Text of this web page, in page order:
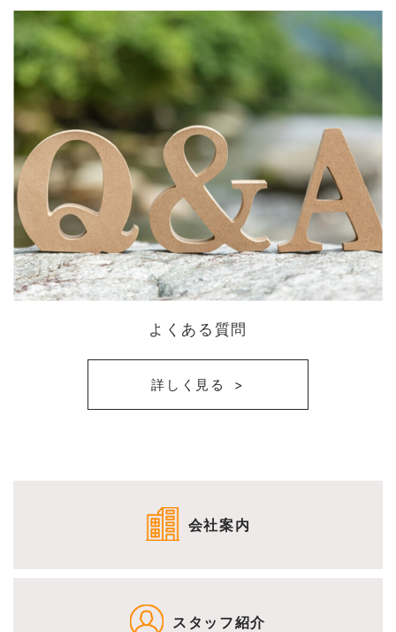
よくある質問
詳しく見る
会社案内
スタッフ紹介